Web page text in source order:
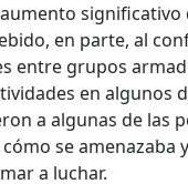
significativo
en parte, al
entre grupos
en algunos
a algunas de las
se amenazaba
a luchar.